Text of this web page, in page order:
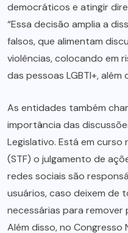
democráticos e atingir
“Essa decisão amplia a
falsos, que alimentam
violências, colocando em
das pessoas LGBTI+,
As entidades também
importância das
Legislativo. Está em curso
(STF) o julgamento de
redes sociais são
usuários, caso deixem de
necessárias para
Além disso, no Congresso